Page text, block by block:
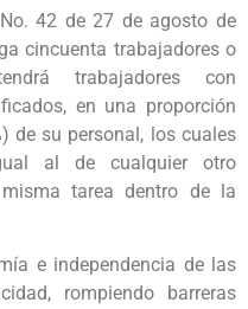
42 de 27 de agosto de
cincuenta trabajadores o
trabajadores con
en una proporción
de su personal, los cuales
al de cualquier otro
tarea dentro de la
e independencia de las
rompiendo barreras